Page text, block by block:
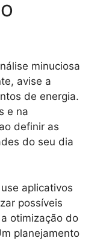
minuciosa
avise a
de energia.
e na
definir as
do seu dia
aplicativos
possíveis
otimização do
planejamento